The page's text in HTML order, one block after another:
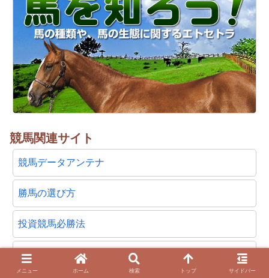
競馬関連サイト
競馬データアンテナ
勝馬の選び方
投資競馬必勝法
血統から学ぶ競馬
メニュー ホーム 検索 トップ サイドバー